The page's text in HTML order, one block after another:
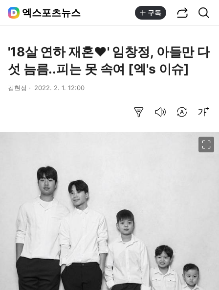
엑스포츠뉴스 구독
'18살 연하 재혼♥' 임창정, 아들만 다
섯 늠름..피는 못 속여 [엑's 이슈]
김현정 2022. 2. 1. 12:00